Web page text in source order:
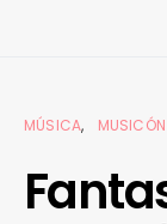
MÚSICA MUSICÓN